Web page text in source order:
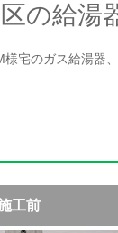
の給湯
宅のガス給湯器
工前